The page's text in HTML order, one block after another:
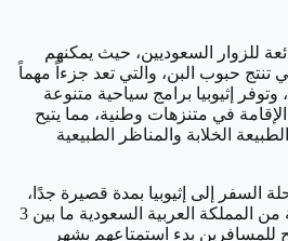
للزوار السعوديين، حيث يمكنهم
تنتج حبوب البن، والتي تعد جزءاً مهماً
وتوفر إثيوبيا برامج سياحية متنوعة
في متنزهات وطنية، مما يتيح
الخلابة والمناظر الطبيعية
السفر إلى إثيوبيا بمدة قصيرة جدًا،
حيث تستغرق الرحلة الجوية من المملكة العربية السعودية ما بين 3
للمسافرين بدء استمتاعهم بشهر